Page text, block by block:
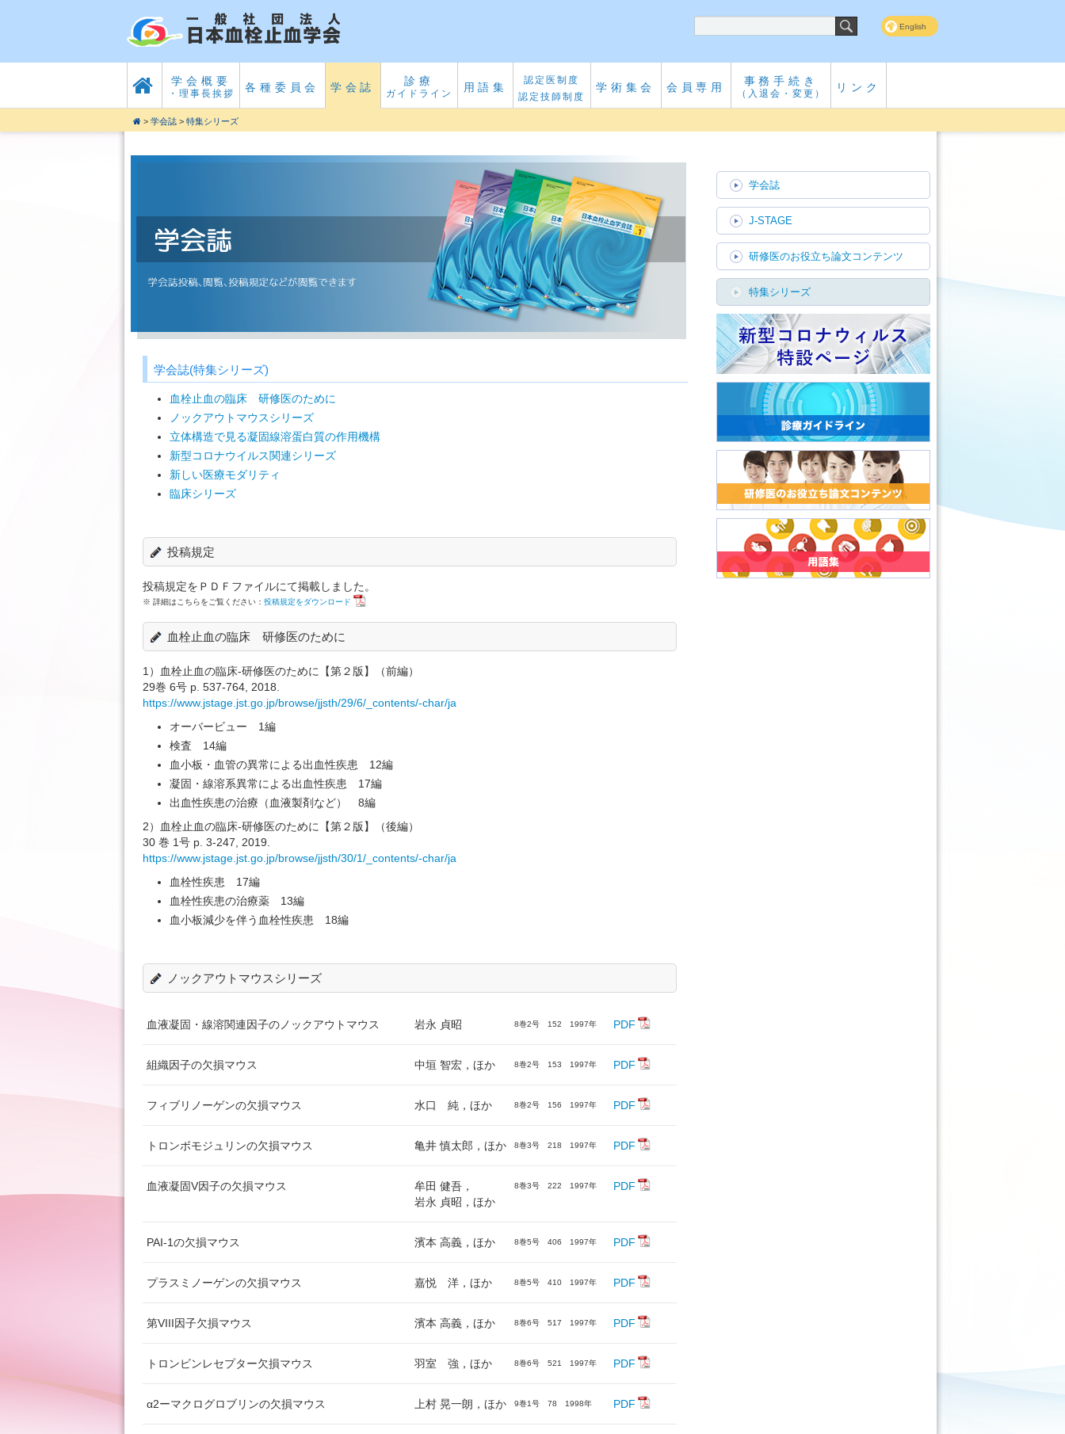
English
学会概要
・理事長挨拶 各種委員会 学会誌 診療
ガイドライン 用語集
認定医制度
認定技師制度
学術集会 会員専用 事務手続き
（入退会・変更） リンク
> 学会誌 > 特集シリーズ
学会誌(特集シリーズ)
血栓止血の臨床 研修医のために
ノックアウトマウスシリーズ
立体構造で見る凝固線溶蛋白質の作用機構
新型コロナウイルス関連シリーズ
新しい医療モダリティ
臨床シリーズ
投稿規定
投稿規定をＰＤＦファイルにて掲載しました。
※ 詳細はこちらをご覧ください： 投稿規定をダウンロード
血栓止血の臨床 研修医のために
1）血栓止血の臨床-研修医のために【第２版】（前編）
29巻 6号 p. 537-764, 2018.
https://www.jstage.jst.go.jp/browse/jjsth/29/6/_contents/-char/ja
オーバービュー 1編
検査 14編
血小板・血管の異常による出血性疾患 12編
凝固・線溶系異常による出血性疾患 17編
出血性疾患の治療（血液製剤など） 8編
2）血栓止血の臨床-研修医のために【第２版】（後編）
30 巻 1号 p. 3-247, 2019.
https://www.jstage.jst.go.jp/browse/jjsth/30/1/_contents/-char/ja
血栓性疾患 17編
血栓性疾患の治療薬 13編
血小板減少を伴う血栓性疾患 18編
ノックアウトマウスシリーズ
血液凝固・線溶関連因子のノックアウトマウス 岩永 貞昭 8巻2号 152 1997年 PDF
組織因子の欠損マウス 中垣 智宏，ほか 8巻2号 153 1997年 PDF
フィブリノーゲンの欠損マウス 水口 純，ほか 8巻2号 156 1997年 PDF
トロンボモジュリンの欠損マウス 亀井 慎太郎，ほか 8巻3号 218 1997年 PDF
血液凝固V因子の欠損マウス
牟田 健吾，
岩永 貞昭，ほか
8巻3号 222 1997年 PDF
PAI-1の欠損マウス 濱本 高義，ほか 8巻5号 406 1997年 PDF
プラスミノーゲンの欠損マウス 嘉悦 洋，ほか 8巻5号 410 1997年 PDF
第VIII因子欠損マウス 濱本 高義，ほか 8巻6号 517 1997年 PDF
トロンビンレセプター欠損マウス 羽室 強，ほか 8巻6号 521 1997年 PDF
α2ーマクログロブリンの欠損マウス 上村 晃一朗，ほか 9巻1号 78 1998年 PDF
学会誌
J-STAGE
研修医のお役立ち論文コンテンツ
特集シリーズ